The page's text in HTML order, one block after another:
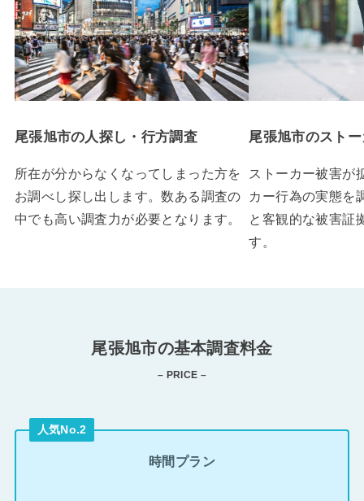
尾張旭市の人探し・行方調査
所在が分からなくなってしまった方を
お調べし探し出します。数ある調査の
中でも高い調査力が必要となります。
尾張旭市のスト
ストーカー被害が
カー行為の実態を
と客観的な被害証
す。
尾張旭市の基本調査料金
– PRICE –
人気No.2
時間プラン